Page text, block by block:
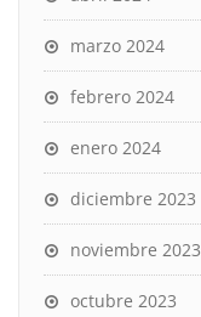
marzo 2024
febrero 2024
enero 2024
diciembre 2023
noviembre 2023
octubre 2023